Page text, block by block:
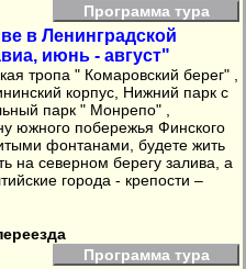
Программа тура
в Ленинградской
июнь - август"
тропа " Комаровский берег" ,
корпус, Нижний парк с
парк " Монрепо" ,
южного побережья Финского
фонтанами, будете жить
на северном берегу залива, а
города - крепости –
Программа тура